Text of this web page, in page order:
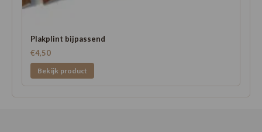
Plakplint bijpassend
€4,50
Bekijk product